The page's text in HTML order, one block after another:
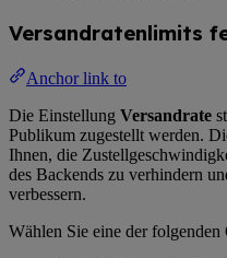
Versandratenlimits
Anchor link to
Die Einstellung Versandrate
Publikum zugestellt werden.
Ihnen, die
des Backends zu verhindern
verbessern.
Wählen Sie eine der folgenden